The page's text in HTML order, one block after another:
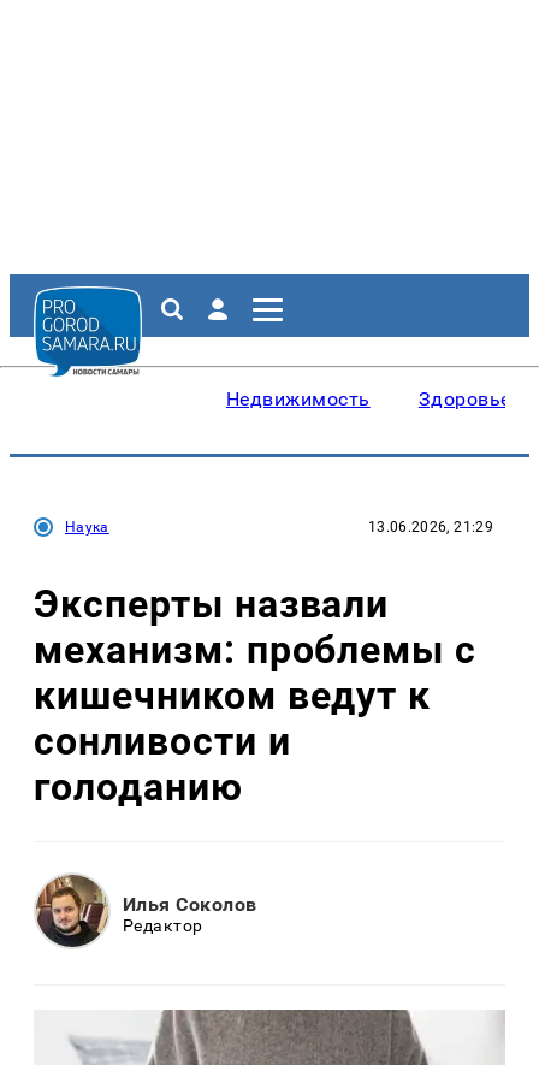
Недвижимость Здоровье
Наука 13.06.2026, 21:29
Эксперты назвали
механизм: проблемы с
кишечником ведут к
сонливости и
голоданию
Илья Соколов
Редактор